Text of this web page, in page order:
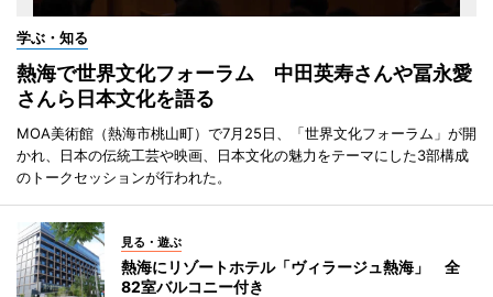
学ぶ・知る
熱海で世界文化フォーラム 中田英寿さんや冨永愛
さんら日本文化を語る
MOA美術館（熱海市桃山町）で7月25日、「世界文化フォーラム」が開
かれ、日本の伝統工芸や映画、日本文化の魅力をテーマにした3部構成
のトークセッションが行われた。
見る・遊ぶ
熱海にリゾートホテル「ヴィラージュ熱海」 全
82室バルコニー付き